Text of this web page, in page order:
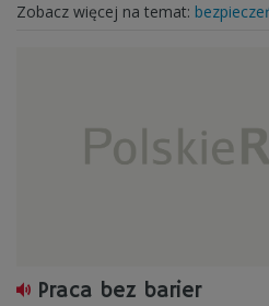
Zobacz więcej na temat:
Praca bez barier